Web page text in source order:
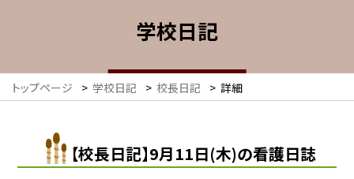
学校日記
トップページ > 学校日記 > 校長日記 > 詳細
【校長日記】9月11日(木)の看護日誌